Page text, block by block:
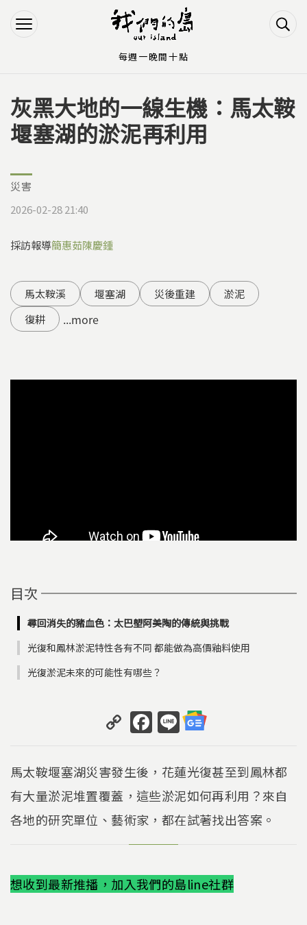
Jump to Navigation
Jump to Main content
您在這裡
灰黑大地的一線生機：馬太鞍
堰塞湖的淤泥再利用
災害
2026-02-28 21:40
採訪報導簡惠茹陳慶鍾
馬太鞍溪 堰塞湖 災後重建
淤泥
復耕
...more
目次
尋回消失的豬血色：太巴塱阿美陶的傳統與挑戰
光復和鳳林淤泥特性各有不同 都能做為高價釉料使用
光復淤泥未來的可能性有哪些？
C
o
p
y
Li
n
k
F
a
c
e
b
o
o
k
Li
n
e
馬太鞍堰塞湖災害發生後，花蓮光復甚至到鳳林都
有大量淤泥堆置覆蓋，這些淤泥如何再利用？來自
各地的研究單位、藝術家，都在試著找出答案。
想收到最新推播，加入我們的島line社群
每週一晚間十點